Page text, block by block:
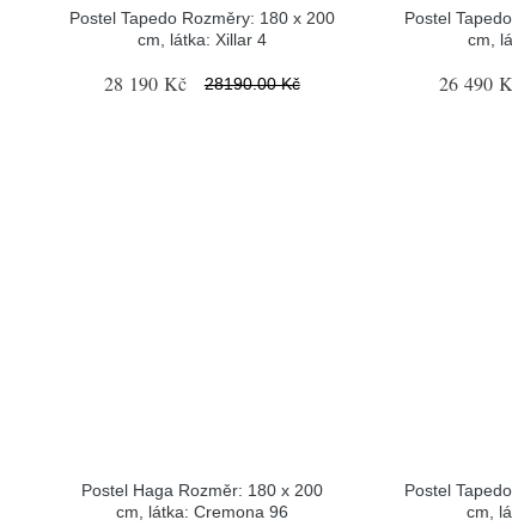
Postel Tapedo Rozměry: 180 x 200
cm, látka: Xillar 4
28 190 Kč 28190.00 Kč
Postel
cm,
26 490
Postel Haga Rozměr: 180 x 200
cm, látka: Cremona 96
Postel
cm,